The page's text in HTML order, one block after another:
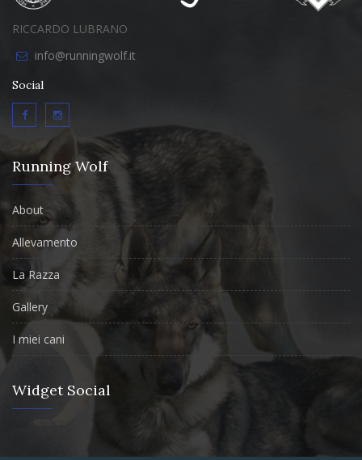
RICCARDO LUBRANO
info@runningwolf.it
Social
Running Wolf
About
Allevamento
La Razza
Gallery
I miei cani
Widget Social